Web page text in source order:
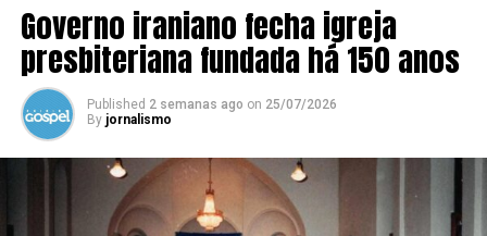
Governo iraniano fecha igreja
presbiteriana fundada há 150 anos
Published 2 semanas ago on 25/07/2026
By jornalismo